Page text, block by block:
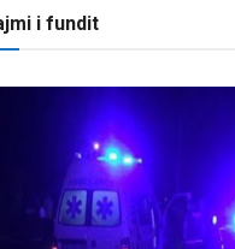
i fundit